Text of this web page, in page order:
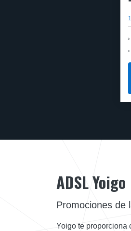
ADSL Yoigo
Promociones de
Yoigo te proporciona